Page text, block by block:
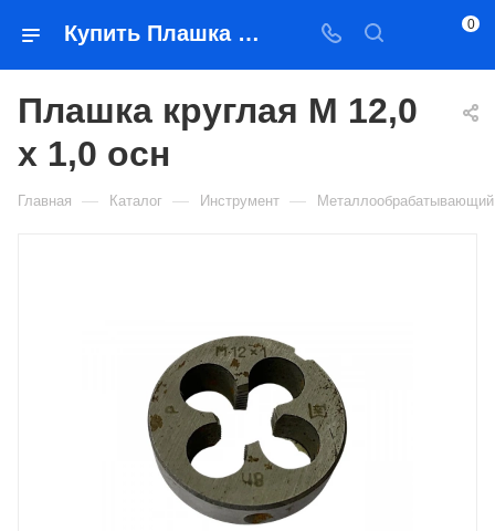
Купить Плашка круглая М 12,0 х 1,0 осн в Якутске — цена, характеристики, подбор | Востоктехторг 0
Плашка круглая М 12,0
х 1,0 осн
Главная — Каталог — Инструмент — Металлообрабатывающий